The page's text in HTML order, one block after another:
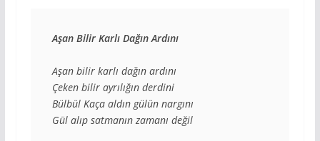
Aşan Bilir Karlı Dağın Ardını
Aşan bilir karlı dağın ardını
Çeken bilir ayrılığın derdini
Bülbül Kaça aldın gülün nargını
Gül alıp satmanın zamanı değil